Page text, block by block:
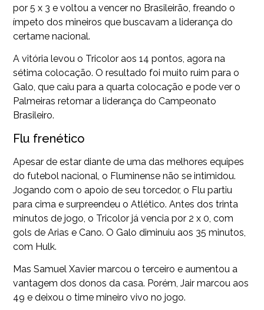
por 5 x 3 e voltou a vencer no Brasileirão, freando o
ímpeto dos mineiros que buscavam a liderança do
certame nacional.
A vitória levou o Tricolor aos 14 pontos, agora na
sétima colocação. O resultado foi muito ruim para o
Galo, que caiu para a quarta colocação e pode ver o
Palmeiras retomar a liderança do Campeonato
Brasileiro.
Flu frenético
Apesar de estar diante de uma das melhores equipes
do futebol nacional, o Fluminense não se intimidou.
Jogando com o apoio de seu torcedor, o Flu partiu
para cima e surpreendeu o Atlético. Antes dos trinta
minutos de jogo, o Tricolor já vencia por 2 x 0, com
gols de Arias e Cano. O Galo diminuiu aos 35 minutos,
com Hulk.
Mas Samuel Xavier marcou o terceiro e aumentou a
vantagem dos donos da casa. Porém, Jair marcou aos
49 e deixou o time mineiro vivo no jogo.